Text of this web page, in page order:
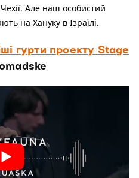
Чехії. Але наш особистий
на Хануку в Ізраїлі.
гурти проекту Stage